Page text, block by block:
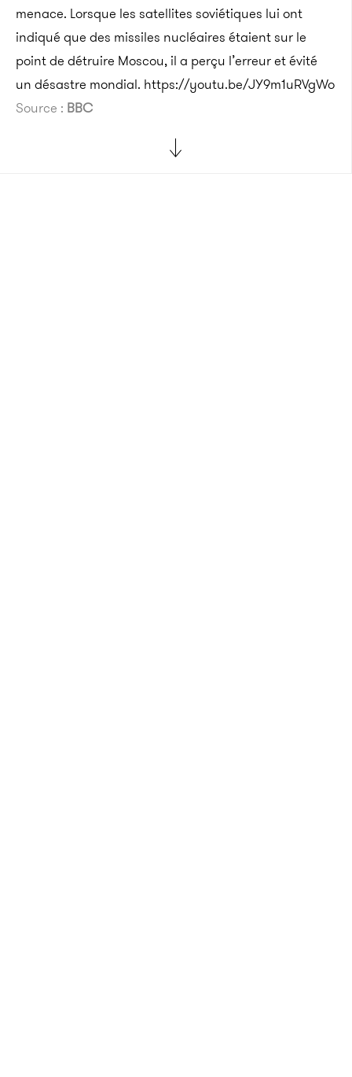
menace. Lorsque les satellites soviétiques lui ont
indiqué que des missiles nucléaires étaient sur le
point de détruire Moscou, il a perçu l’erreur et évité
un désastre mondial. https://youtu.be/JY9m1uRVgWo
Source : BBC